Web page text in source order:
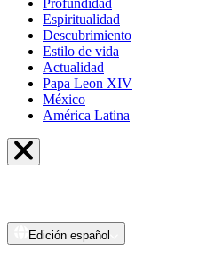
Profundidad
Espiritualidad
Descubrimiento
Estilo de vida
Actualidad
Papa Leon XIV
México
América Latina
Edición español